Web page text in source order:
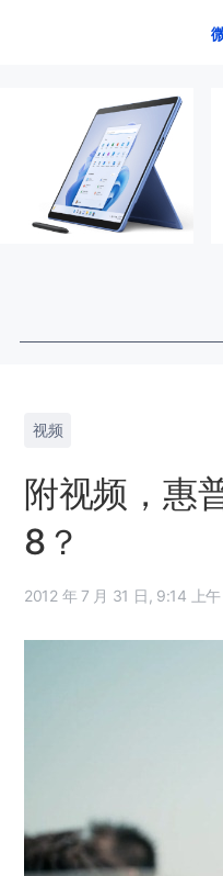
视频
附视频，惠
8？
2012 年 7 月 31 日, 9:14 上午